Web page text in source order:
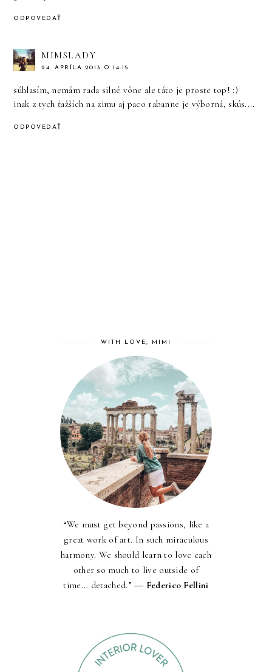
ODPOVEDAŤ
MIMSLADY
24. APRÍLA 2013 O 14:15
súhlasím, nemám rada silné vône ale táto je proste top! :)
inak z tych ťažších na zimu aj paco rabanne je výborná, skús....
ODPOVEDAŤ
WITH LOVE, MIMI
“We must get beyond passions, like a
great work of art. In such miraculous
harmony. We should learn to love each
other so much to live outside of
time... detached.” ― Federico Fellini